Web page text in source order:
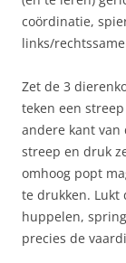
coördinatie,
links/
Zet de 3
teken een
andere kant van
streep en druk
omhoog popt
te drukken. Lukt
huppelen,
precies de